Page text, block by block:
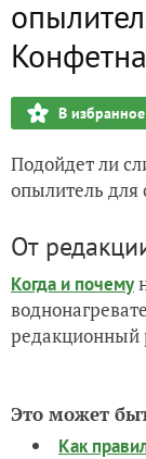
В
Подойдет ли
опылитель для
От
Когда и почему
редакционный
Это может
Как